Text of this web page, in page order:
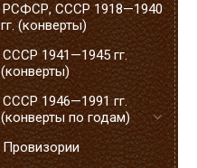
РСФСР, СССР 1918—1940
гг. (конверты)
СССР 1941—1945 гг.
(конверты)
СССР 1946—1991 гг.
(конверты по годам)
Провизории